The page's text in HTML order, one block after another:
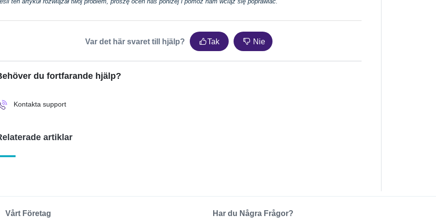
Var det här svaret till hjälp? Tak Nie
du fortfarande hjälp?
Kontakta support
artiklar
Vårt Företag Har du Några Frågor?